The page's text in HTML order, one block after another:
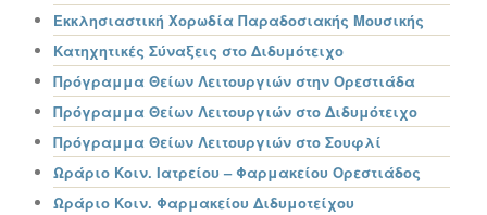
Εκκλησιαστική Χορωδία Παραδοσιακής Μουσικής
Κατηχητικές Σύναξεις στο Διδυμότειχο
Πρόγραμμα Θείων Λειτουργιών στην Ορεστιάδα
Πρόγραμμα Θείων Λειτουργιών στο Διδυμότειχο
Πρόγραμμα Θείων Λειτουργιών στο Σουφλί
Ωράριο Κοιν. Ιατρείου – Φαρμακείου Ορεστιάδος
Ωράριο Κοιν. Φαρμακείου Διδυμοτείχου